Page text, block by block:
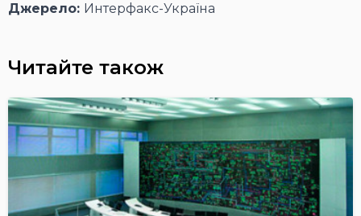
Джерело: Интерфакс-Україна
Читайте також